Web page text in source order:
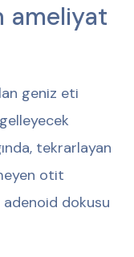
ameliyat
geniz eti
tekrarlayan
otit
adenoid dokusu